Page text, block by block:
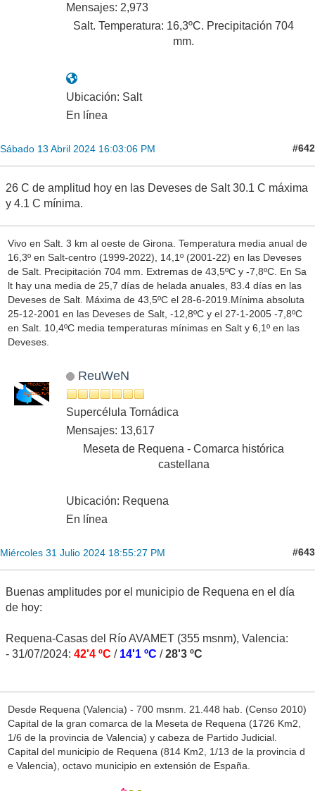
Mensajes: 2,973
Salt. Temperatura: 16,3ºC. Precipitación 704
mm.
Ubicación: Salt
En línea
Sábado 13 Abril 2024 16:03:06 PM #642
26 C de amplitud hoy en las Deveses de Salt 30.1 C máxima
y 4.1 C mínima.
Vivo en Salt. 3 km al oeste de Girona. Temperatura media anual de
16,3º en Salt-centro (1999-2022), 14,1º (2001-22) en las Deveses
de Salt. Precipitación 704 mm. Extremas de 43,5ºC y -7,8ºC. En Sa
lt hay una media de 25,7 días de helada anuales, 83.4 días en las
Deveses de Salt. Máxima de 43,5ºC el 28-6-2019.Mínima absoluta
25-12-2001 en las Deveses de Salt, -12,8ºC y el 27-1-2005 -7,8ºC
en Salt. 10,4ºC media temperaturas mínimas en Salt y 6,1º en las
Deveses.
ReuWeN
Supercélula Tornádica
Mensajes: 13,617
Meseta de Requena - Comarca histórica
castellana
Ubicación: Requena
En línea
Miércoles 31 Julio 2024 18:55:27 PM #643
Buenas amplitudes por el municipio de Requena en el día
de hoy:
Requena-Casas del Río AVAMET (355 msnm), Valencia:
- 31/07/2024: 42'4 ºC / 14'1 ºC /28'3 ºC
Desde Requena (Valencia) - 700 msnm. 21.448 hab. (Censo 2010)
Capital de la gran comarca de la Meseta de Requena (1726 Km2,
1/6 de la provincia de Valencia) y cabeza de Partido Judicial.
Capital del municipio de Requena (814 Km2, 1/13 de la provincia d
e Valencia), octavo municipio en extensión de España.